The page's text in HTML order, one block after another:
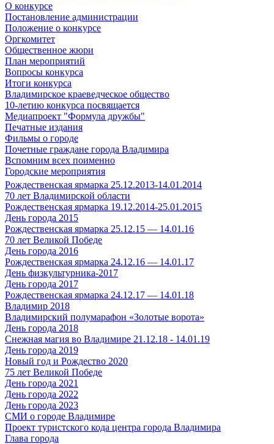
О конкурсе
Постановление администрации
Положение о конкурсе
Оргкомитет
Общественное жюри
План мероприятий
Вопросы конкурса
Итоги конкурса
Владимирское краеведческое общество
10-летию конкурса посвящается
Медиапроект "Формула дружбы"
Печатные издания
Фильмы о городе
Почетные граждане города Владимира
Вспомним всех поименно
Городские мероприятия
Рождественская ярмарка 25.12.2013-14.01.2014
70 лет Владимирской области
Рождественская ярмарка 19.12.2014-25.01.2015
День города 2015
Рождественская ярмарка 25.12.15 — 14.01.16
70 лет Великой Победе
День города 2016
Рождественская ярмарка 24.12.16 — 14.01.17
День физкультурника-2017
День города 2017
Рождественская ярмарка 24.12.17 — 14.01.18
Владимир 2018
Владимирский полумарафон «Золотые ворота»
День города 2018
Снежная магия во Владимире 21.12.18 - 14.01.19
День города 2019
Новый год и Рождество 2020
75 лет Великой Победе
День города 2021
День города 2022
День города 2023
СМИ о городе Владимире
Проект туристского кода центра города Владимира
Глава города